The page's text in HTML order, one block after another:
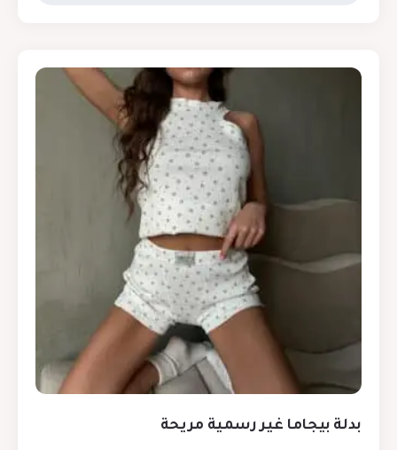
بدلة بيجاما غير رسمية مريحة